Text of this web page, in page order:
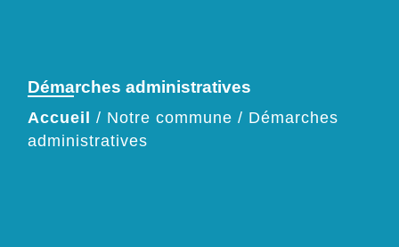
Démarches administratives
Accueil / Notre commune / Démarches
administratives